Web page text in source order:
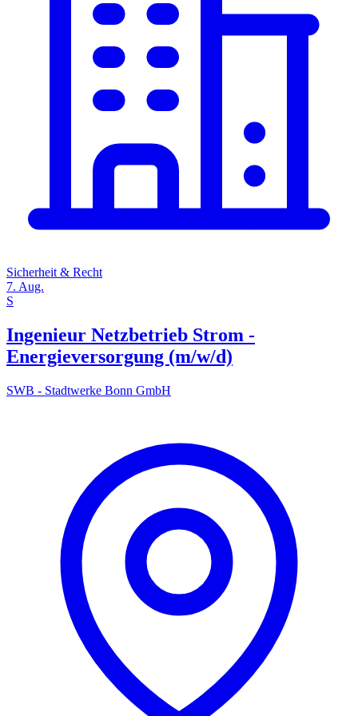
Sicherheit & Recht
7. Aug.
S
Ingenieur Netzbetrieb Strom -
Energieversorgung (m/w/d)
SWB - Stadtwerke Bonn GmbH